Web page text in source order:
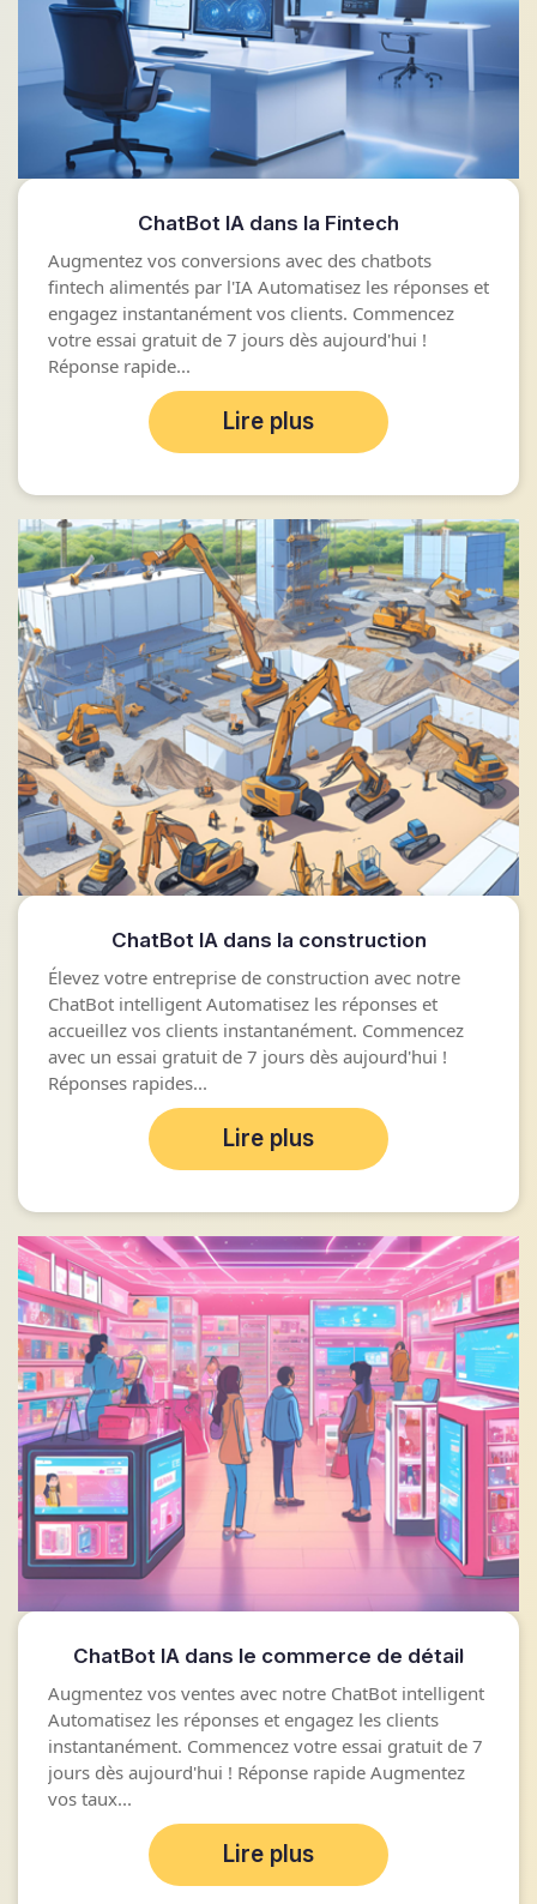
ChatBot IA dans la Fintech
Augmentez vos conversions avec des chatbots
fintech alimentés par l'IA Automatisez les réponses et
engagez instantanément vos clients. Commencez
votre essai gratuit de 7 jours dès aujourd'hui !
Réponse rapide...
Lire plus
ChatBot IA dans la construction
Élevez votre entreprise de construction avec notre
ChatBot intelligent Automatisez les réponses et
accueillez vos clients instantanément. Commencez
avec un essai gratuit de 7 jours dès aujourd'hui !
Réponses rapides...
Lire plus
ChatBot IA dans le commerce de détail
Augmentez vos ventes avec notre ChatBot intelligent
Automatisez les réponses et engagez les clients
instantanément. Commencez votre essai gratuit de 7
jours dès aujourd'hui ! Réponse rapide Augmentez
vos taux...
Lire plus